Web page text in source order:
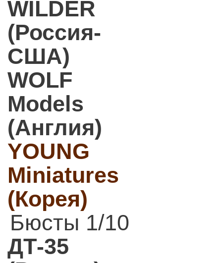
WILDER
(Россия-
США)
WOLF
Models
(Англия)
YOUNG
Miniatures
(Корея)
Бюсты 1/10
ДТ-35